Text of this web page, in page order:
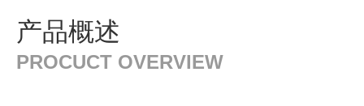
产品概述
PROCUCT OVERVIEW